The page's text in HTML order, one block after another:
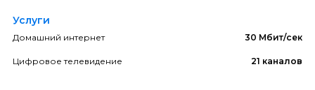
Услуги
Домашний интернет 30 Мбит/сек
Цифровое телевидение 21 каналов